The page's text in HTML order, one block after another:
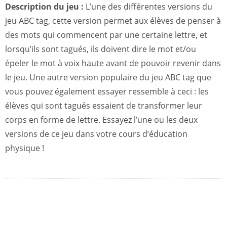
Description du jeu : L’une des différentes versions du
jeu ABC tag, cette version permet aux élèves de penser à
des mots qui commencent par une certaine lettre, et
lorsqu’ils sont tagués, ils doivent dire le mot et/ou
épeler le mot à voix haute avant de pouvoir revenir dans
le jeu. Une autre version populaire du jeu ABC tag que
vous pouvez également essayer ressemble à ceci : les
élèves qui sont tagués essaient de transformer leur
corps en forme de lettre. Essayez l’une ou les deux
versions de ce jeu dans votre cours d’éducation
physique !